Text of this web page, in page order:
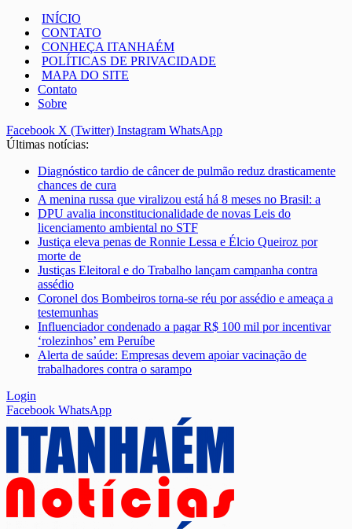
INÍCIO
CONTATO
CONHEÇA ITANHAÉM
POLÍTICAS DE PRIVACIDADE
MAPA DO SITE
Contato
Sobre
Facebook X (Twitter) Instagram WhatsApp
Últimas notícias:
Diagnóstico tardio de câncer de pulmão reduz drasticamente
chances de cura
A menina russa que viralizou está há 8 meses no Brasil: a
DPU avalia inconstitucionalidade de novas Leis do
licenciamento ambiental no STF
Justiça eleva penas de Ronnie Lessa e Élcio Queiroz por
morte de
Justiças Eleitoral e do Trabalho lançam campanha contra
assédio
Coronel dos Bombeiros torna-se réu por assédio e ameaça a
testemunhas
Influenciador condenado a pagar R$ 100 mil por incentivar
‘rolezinhos’ em Peruíbe
Alerta de saúde: Empresas devem apoiar vacinação de
trabalhadores contra o sarampo
Login
Facebook WhatsApp